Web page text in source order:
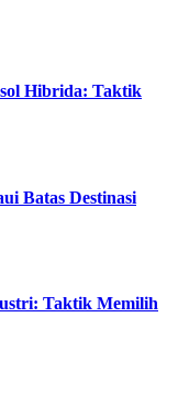
Hibrida: Taktik
Batas Destinasi
Taktik Memilih